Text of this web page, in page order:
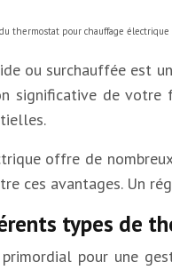
thermostat pour chauffage électrique
ou surchauffée est
significative de
offre de
ces avantages. Un
types de
pour une